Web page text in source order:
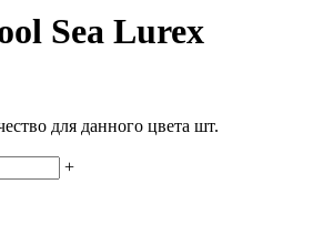
Sea Lurex
для данного цвета шт.
+